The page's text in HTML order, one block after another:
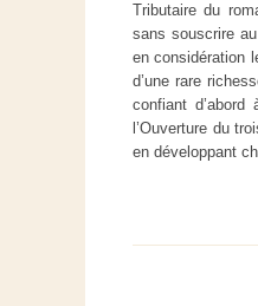
Tributaire du
sans souscrire
en considération
d’une rare
confiant
l’Ouverture du
en développant